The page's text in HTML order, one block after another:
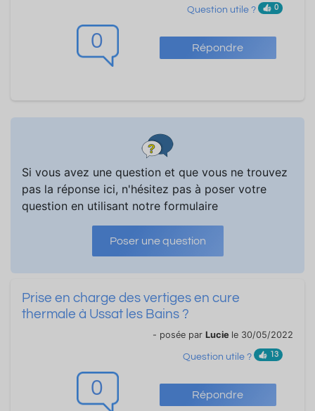
0 Répondre
Question utile ? 0
Si vous avez une question et que vous ne trouvez
pas la réponse ici, n'hésitez pas à poser votre
question en utilisant notre formulaire
Poser une question
0 Répondre
Prise en charge des vertiges en cure
thermale à Ussat les Bains ?
- posée par Lucie le 30/05/2022
Question utile ? 13